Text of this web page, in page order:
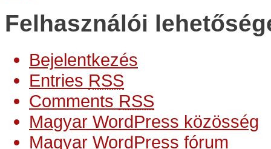
Felhasználói
Bejelentkezés
Entries RSS
Comments RSS
Magyar WordPress közösség
Magyar WordPress fórum